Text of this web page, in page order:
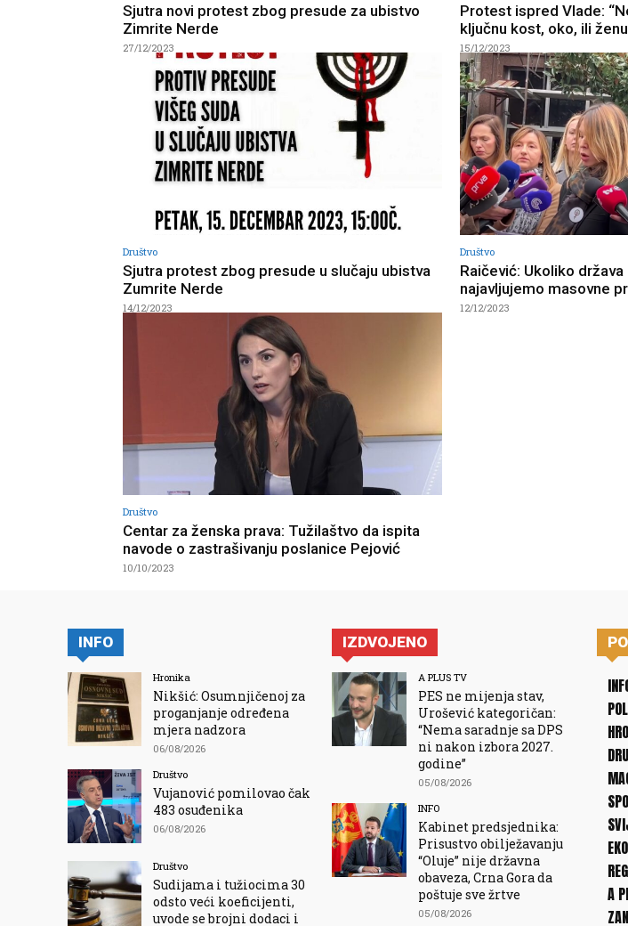
Sjutra novi protest zbog presude za ubistvo
Zimrite Nerde
27/12/2023
Protest ispred Vlade:
ključnu kost, oko, ili
15/12/2023
Društvo
Sjutra protest zbog presude u slučaju ubistva
Zumrite Nerde
14/12/2023
Društvo
Raičević: Ukoliko
najavljujemo masovne
12/12/2023
Društvo
Centar za ženska prava: Tužilaštvo da ispita
navode o zastrašivanju poslanice Pejović
10/10/2023
INFO
Hronika
Nikšić: Osumnjičenoj za
proganjanje određena
mjera nadzora
06/08/2026
Društvo
Vujanović pomilovao čak
483 osuđenika
06/08/2026
Društvo
Sudijama i tužiocima 30
odsto veći koeficijenti,
uvode se brojni dodaci i
IZDVOJENO
A PLUS TV
PES ne mijenja stav,
Urošević kategoričan:
“Nema saradnje sa DPS
ni nakon izbora 2027.
godine”
05/08/2026
INFO
Kabinet predsjednika:
Prisustvo obilježavanju
“Oluje” nije državna
obaveza, Crna Gora da
poštuje sve žrtve
05/08/2026
A